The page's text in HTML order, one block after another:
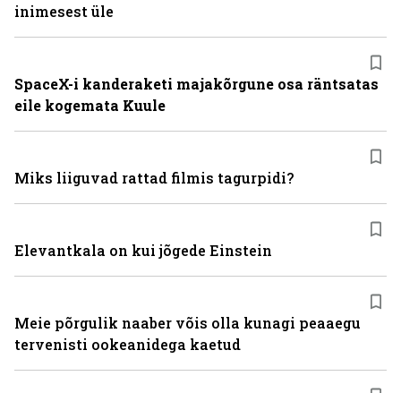
inimesest üle
SpaceX-i kanderaketi majakõrgune osa räntsatas
eile kogemata Kuule
Miks liiguvad rattad filmis tagurpidi?
Elevantkala on kui jõgede Einstein
Meie põrgulik naaber võis olla kunagi peaaegu
tervenisti ookeanidega kaetud